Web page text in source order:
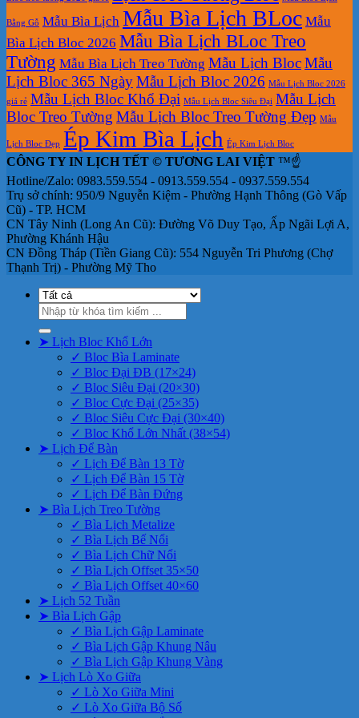
Bằng Gỗ Mẫu Bìa Lịch Mẫu Bìa Lịch BLoc Mẫu
Bìa Lịch Bloc 2026 Mẫu Bìa Lịch BLoc Treo
Tường Mẫu Bìa Lịch Treo Tường Mẫu Lịch BlocMẫu
Lịch Bloc 365 NgàyMẫu Lịch Bloc 2026 Mẫu Lịch Bloc 2026
giá rẻ Mẫu Lịch Bloc Khổ Đại Mẫu Lịch Bloc Siêu Đại Mẫu Lịch
Bloc Treo Tường Mẫu Lịch Bloc Treo Tường Đẹp Mẫu
Lịch Bloc Đẹp Ép Kim Bìa Lịch Ép Kim Lịch Bloc
CÔNG TY IN LỊCH TẾT © TƯƠNG LAI VIỆT ™☝️
Hotline/Zalo: 0983.559.554 - 0913.559.554 - 0937.559.554
Trụ sở chính: 950/9 Nguyễn Kiệm - Phường Hạnh Thông (Gò Vấp
Cũ) - TP. HCM
CN Tây Ninh (Long An Cũ): Đường Võ Duy Tạo, Ấp Ngãi Lợi A,
Phường Khánh Hậu
CN Đồng Tháp (Tiền Giang Cũ): 554 Nguyễn Tri Phương (Chợ
Thạnh Trị) - Phường Mỹ Tho
Tìm
kiếm:
➤ Lịch Bloc Khổ Lớn
✓ Bloc Bìa Laminate
✓ Bloc Đại ĐB (17×24)
✓ Bloc Siêu Đại (20×30)
✓ Bloc Cực Đại (25×35)
✓ Bloc Siêu Cực Đại (30×40)
✓ Bloc Khổ Lớn Nhất (38×54)
➤ Lịch Để Bàn
✓ Lịch Để Bàn 13 Tờ
✓ Lịch Để Bàn 15 Tờ
✓ Lịch Để Bàn Đứng
➤ Bìa Lịch Treo Tường
✓ Bìa Lịch Metalize
✓ Bìa Lịch Bế Nổi
✓ Bìa Lịch Chữ Nổi
✓ Bìa Lịch Offset 35×50
✓ Bìa Lịch Offset 40×60
➤ Lịch 52 Tuần
➤ Bìa Lịch Gập
✓ Bìa Lịch Gập Laminate
✓ Bìa Lịch Gập Khung Nâu
✓ Bìa Lịch Gập Khung Vàng
➤ Lịch Lò Xo Giữa
✓ Lò Xo Giữa Mini
✓ Lò Xo Giữa Bộ Số